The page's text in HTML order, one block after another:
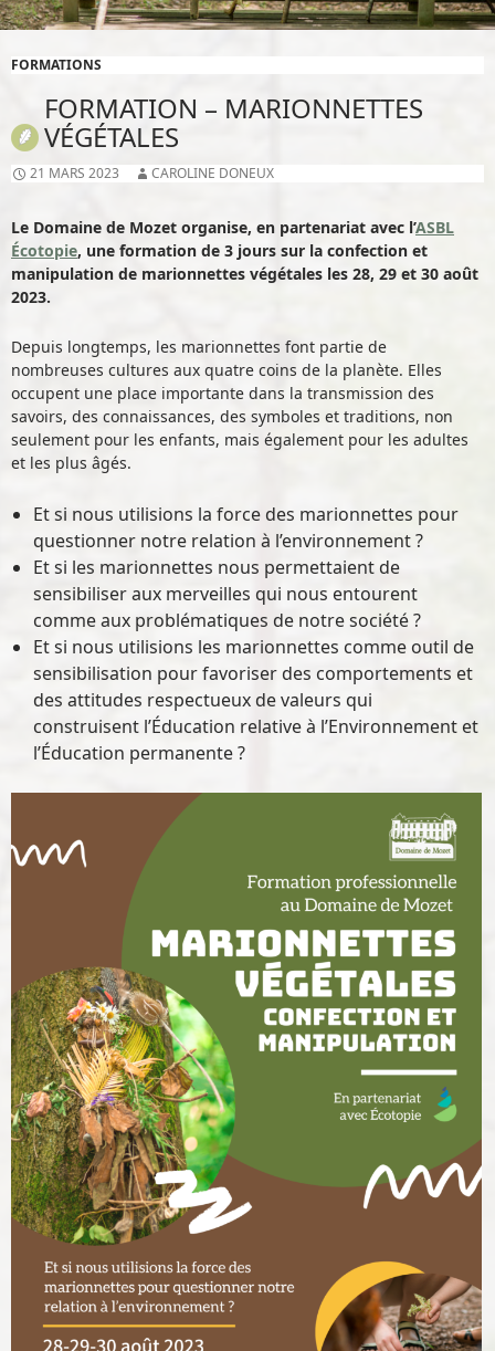
FORMATIONS
FORMATION – MARIONNETTES
VÉGÉTALES
21 MARS 2023 CAROLINE DONEUX
Le Domaine de Mozet organise, en partenariat avec l’ASBL
Écotopie, une formation de 3 jours sur la confection et
manipulation de marionnettes végétales les 28, 29 et 30 août
2023.
Depuis longtemps, les marionnettes font partie de
nombreuses cultures aux quatre coins de la planète. Elles
occupent une place importante dans la transmission des
savoirs, des connaissances, des symboles et traditions, non
seulement pour les enfants, mais également pour les adultes
et les plus âgés.
Et si nous utilisions la force des marionnettes pour
questionner notre relation à l’environnement ?
Et si les marionnettes nous permettaient de
sensibiliser aux merveilles qui nous entourent
comme aux problématiques de notre société ?
Et si nous utilisions les marionnettes comme outil de
sensibilisation pour favoriser des comportements et
des attitudes respectueux de valeurs qui
construisent l’Éducation relative à l’Environnement et
l’Éducation permanente ?